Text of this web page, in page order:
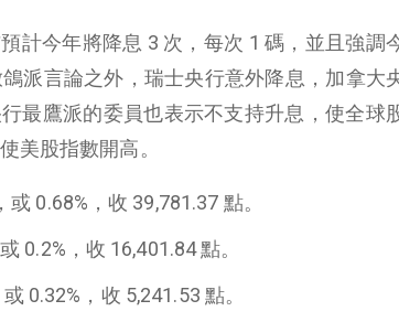
計今年將降息 3 次，每次 1 碼，並且強調
派言論之外，瑞士央行意外降息，加拿大
最鷹派的委員也表示不支持升息，使全球
美股指數開高。
或 0.68%，收 39,781.37 點。
0.2%，收 16,401.84 點。
0.32%，收 5,241.53 點。